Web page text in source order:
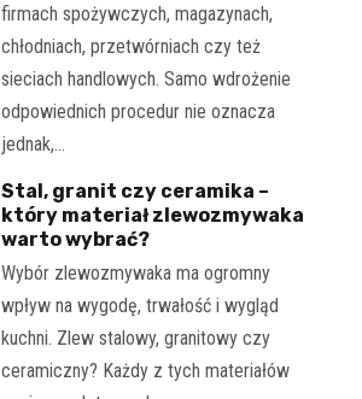
firmach spożywczych, magazynach,
chłodniach, przetwórniach czy też
sieciach handlowych. Samo wdrożenie
odpowiednich procedur nie oznacza
jednak,…
Stal, granit czy ceramika –
który materiał zlewozmywaka
warto wybrać?
Wybór zlewozmywaka ma ogromny
wpływ na wygodę, trwałość i wygląd
kuchni. Zlew stalowy, granitowy czy
ceramiczny? Każdy z tych materiałów